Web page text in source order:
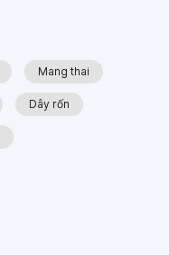
Mang thai
Dây rốn